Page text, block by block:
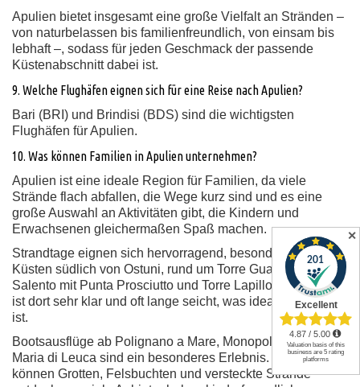
Apulien bietet insgesamt eine große Vielfalt an Stränden –
von naturbelassen bis familienfreundlich, von einsam bis
lebhaft –, sodass für jeden Geschmack der passende
Küstenabschnitt dabei ist.
9. Welche Flughäfen eignen sich für eine Reise nach Apulien?
Bari (BRI) und Brindisi (BDS) sind die wichtigsten
Flughäfen für Apulien.
10. Was können Familien in Apulien unternehmen?
Apulien ist eine ideale Region für Familien, da viele
Strände flach abfallen, die Wege kurz sind und es eine
große Auswahl an Aktivitäten gibt, die Kindern und
Erwachsenen gleichermaßen Spaß machen.
Strandtage eignen sich hervorragend, besonders an den
Küsten südlich von Ostuni, rund um Torre Guaceto oder im
Salento mit Punta Prosciutto und Torre Lapillo. Das Wasser
ist dort sehr klar und oft lange seicht, was ideal für Kinder
ist.
Bootsausflüge ab Polignano a Mare, Monopoli oder Santa
Maria di Leuca sind ein besonderes Erlebnis. Familien
können Grotten, Felsbuchten und versteckte Strände
✕